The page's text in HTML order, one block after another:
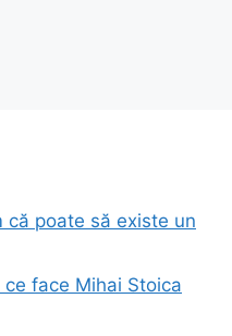
că poate să existe un
face Mihai Stoica